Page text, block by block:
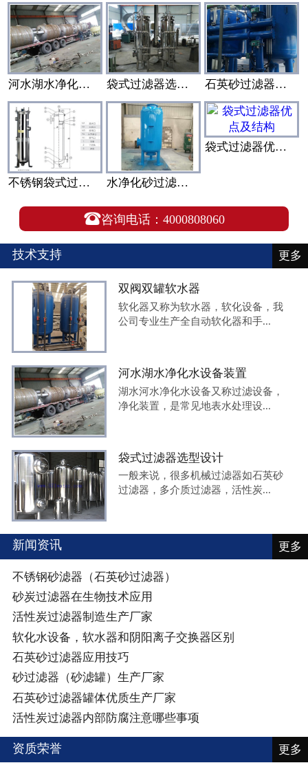
河水湖水净化水设备装置 袋式过滤器选型设计 石英砂过滤器和活性炭过滤器搭配使用
不锈钢袋式过滤器结构和选型 水净化砂过滤器（砂滤罐）生产厂家
袋式过滤器优点及结构
咨询电话：4000808060
技术支持 更多
双阀双罐软水器
软化器又称为软水器，软化设备，我
公司专业生产全自动软化器和手...
河水湖水净化水设备装置
湖水河水净化水设备又称过滤设备，
净化装置，是常见地表水处理设...
袋式过滤器选型设计
一般来说，很多机械过滤器如石英砂
过滤器，多介质过滤器，活性炭...
新闻资讯 更多
不锈钢砂滤器（石英砂过滤器）
砂炭过滤器在生物技术应用
活性炭过滤器制造生产厂家
软化水设备，软水器和阴阳离子交换器区别
石英砂过滤器应用技巧
砂过滤器（砂滤罐）生产厂家
石英砂过滤器罐体优质生产厂家
活性炭过滤器内部防腐注意哪些事项
资质荣誉 更多